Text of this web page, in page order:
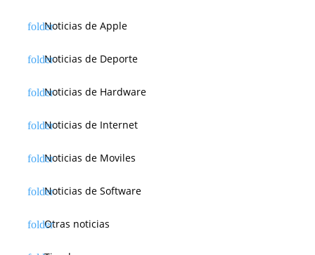
Noticias de Apple
Noticias de Deporte
Noticias de Hardware
Noticias de Internet
Noticias de Moviles
Noticias de Software
Otras noticias